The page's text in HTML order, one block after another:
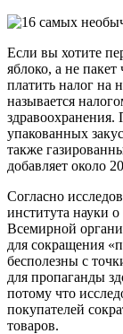
Если вы хотите
яблоко, а не
платить налог на
называется
упакованных
также
добавляет около
Согласно
института науки
Всемирной
для сокращения
бесполезны с
для пропаганды
потому что
покупателей
товаров.